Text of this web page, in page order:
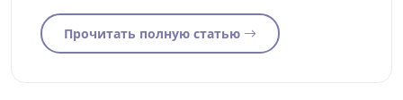
Прочитать полную статью